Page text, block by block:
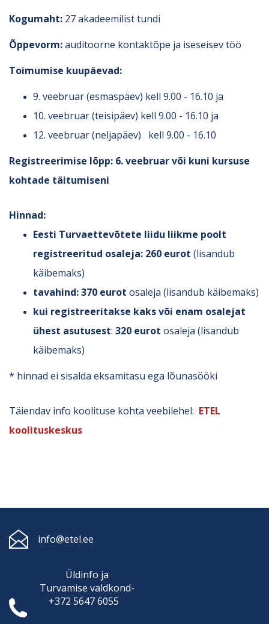
Kogumaht: 27 akadeemilist tundi
Õppevorm:auditoorne kontaktõpe ja iseseisev töö
Toimumise kuupäevad:
9. veebruar (esmaspäev) kell 9.00 - 16.10 ja
10. veebruar (teisipäev) kell 9.00 - 16.10 ja
12. veebruar (neljapäev) kell 9.00 - 16.10
Registreerimise lõpp: 6. veebruar või kuni kursuse
kohtade täitumiseni
Hinnad:
Eesti Turvaettevõtete liidu liikme poolt
registreeritud osaleja: 260 eurot (lisandub
käibemaks)
tavahind:370 eurot osaleja (lisandub käibemaks)
kui registreeritakse kaks või enam osalejat
ühest asutusest: 320 eurot osaleja (lisandub
käibemaks)
* hinnad ei sisalda eksamitasu ega lõunasööki
Täiendav info koolituse kohta veebilehel: ETEL
koolituskeskus
info@etel.ee
Üldinfo ja
Turvamise valdkond-
+372 5647 6055